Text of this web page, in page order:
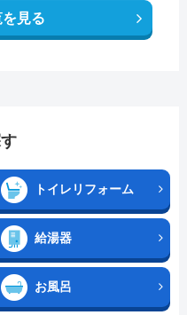
見る
トイレリフォーム
給湯器
お風呂